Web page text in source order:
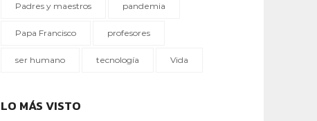
Padres y maestros pandemia
Papa Francisco profesores
ser humano tecnología Vida
LO MÁS VISTO